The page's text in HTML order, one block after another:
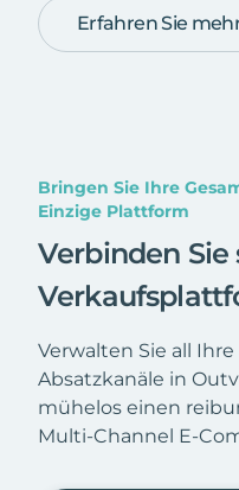
Erfahren Sie
Bringen Sie Ihre
Einzige Plattform
Verbinden Sie
Verwalten Sie all
Absatzkanäle in
mühelos einen
Multi-Channel E-